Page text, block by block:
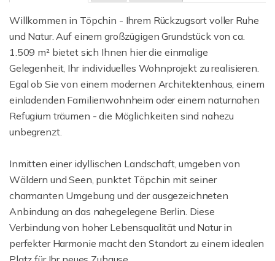
Willkommen in Töpchin - Ihrem Rückzugsort voller Ruhe
und Natur. Auf einem großzügigen Grundstück von ca.
1.509 m² bietet sich Ihnen hier die einmalige
Gelegenheit, Ihr individuelles Wohnprojekt zu realisieren.
Egal ob Sie von einem modernen Architektenhaus, einem
einladenden Familienwohnheim oder einem naturnahen
Refugium träumen - die Möglichkeiten sind nahezu
unbegrenzt.
Inmitten einer idyllischen Landschaft, umgeben von
Wäldern und Seen, punktet Töpchin mit seiner
charmanten Umgebung und der ausgezeichneten
Anbindung an das nahegelegene Berlin. Diese
Verbindung von hoher Lebensqualität und Natur in
perfekter Harmonie macht den Standort zu einem idealen